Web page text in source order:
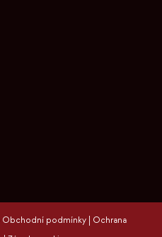
Obchodní podmínky
Ochrana